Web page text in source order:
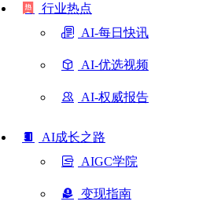
行业热点
AI-每日快讯
AI-优选视频
AI-权威报告
AI成长之路
AIGC学院
变现指南